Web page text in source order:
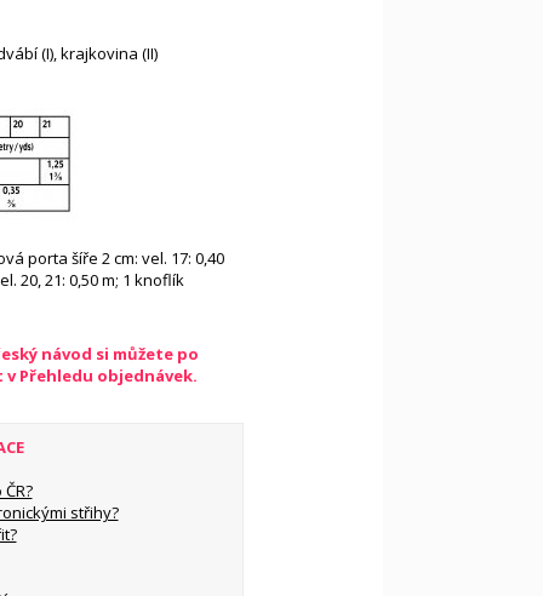
(I), krajkovina (II)
porta šíře 2 cm: vel. 17: 0,40
20, 21: 0,50 m; 1 knoflík
návod si můžete po
Přehledu objednávek.
střihy?